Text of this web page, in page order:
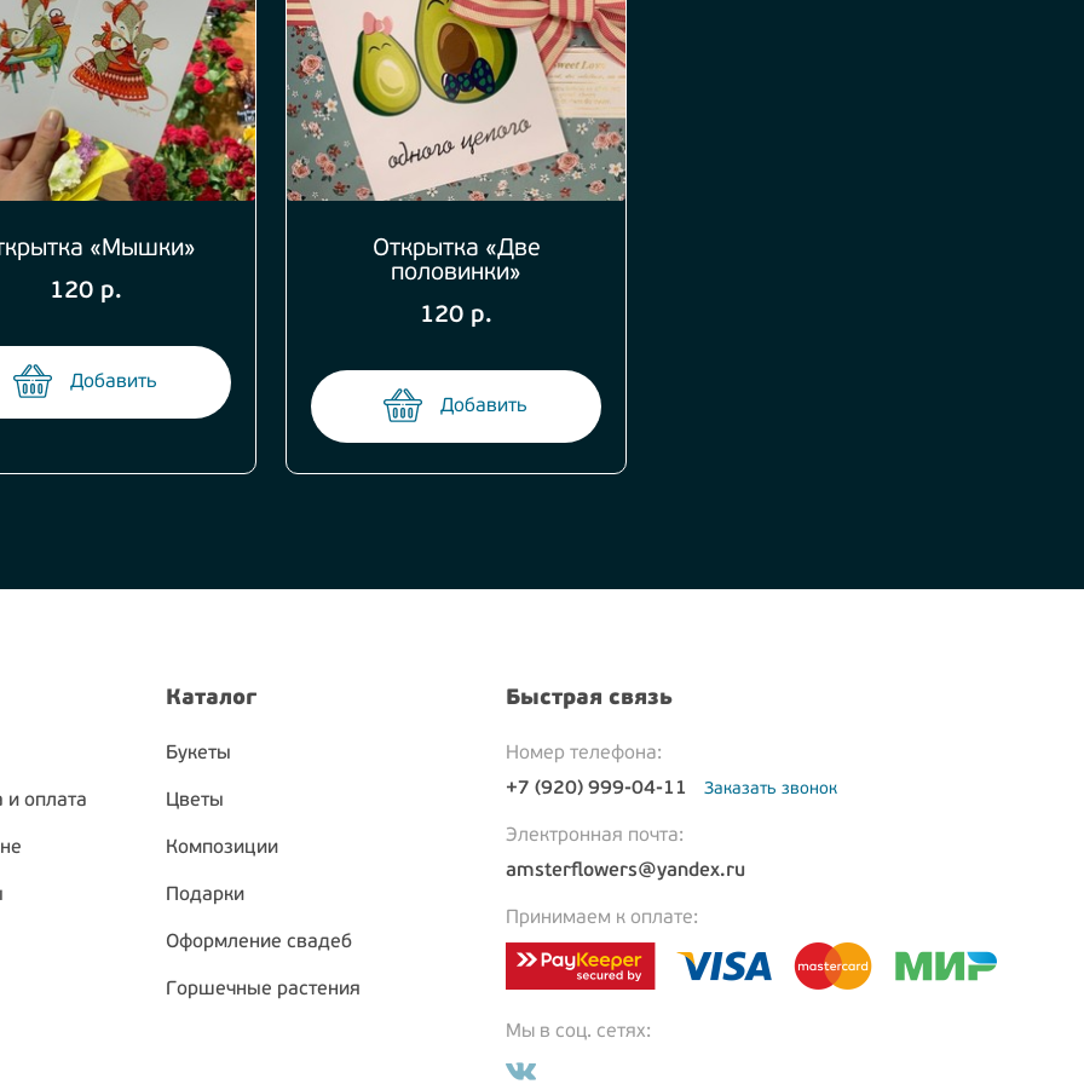
«Мышки»
120 р.
Добавить
Открытка «Две
половинки»
120 р.
Добавить
и оплата
Каталог
Букеты
Цветы
Композиции
Подарки
Оформление свадеб
Горшечные растения
Быстрая связь
Номер телефона:
+7 (920) 999-04-11
Заказать звонок
Электронная почта:
amsterflowers@yandex.ru
Принимаем к оплате:
Мы в соц. сетях: